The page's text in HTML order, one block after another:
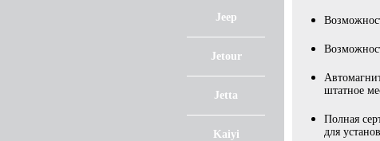
Jeep
Jetour
Jetta
Kaiyi
штатное
Полная
для